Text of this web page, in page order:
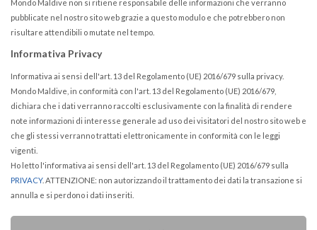
Mondo Maldive non si ritiene responsabile delle informazioni che verranno
pubblicate nel nostro sito web grazie a questo modulo e che potrebbero non
risultare attendibili o mutate nel tempo.
Informativa Privacy
Informativa ai sensi dell'art. 13 del Regolamento (UE) 2016/679 sulla privacy.
Mondo Maldive, in conformità con l'art. 13 del Regolamento (UE) 2016/679,
dichiara che i dati verranno raccolti esclusivamente con la finalità di rendere
note informazioni di interesse generale ad uso dei visitatori del nostro sito web e
che gli stessi verranno trattati elettronicamente in conformità con le leggi
vigenti.
Ho letto l'informativa ai sensi dell'art. 13 del Regolamento (UE) 2016/679 sulla
PRIVACY. ATTENZIONE: non autorizzando il trattamento dei dati la transazione si
annulla e si perdono i dati inseriti.